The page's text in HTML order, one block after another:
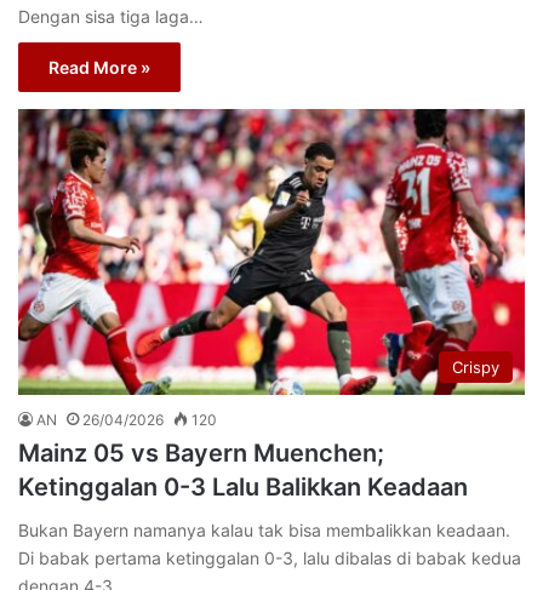
Dengan sisa tiga laga…
Read More »
Crispy
AN 26/04/2026 120
Mainz 05 vs Bayern Muenchen;
Ketinggalan 0-3 Lalu Balikkan Keadaan
Bukan Bayern namanya kalau tak bisa membalikkan keadaan.
Di babak pertama ketinggalan 0-3, lalu dibalas di babak kedua